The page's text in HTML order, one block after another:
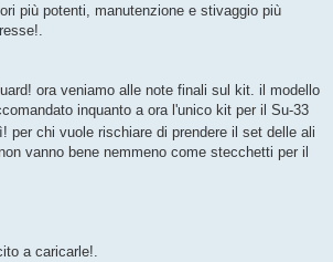
più potenti, manutenzione e stivaggio più
ora veniamo alle note finali sul kit. il modello
inquanto a ora l'unico kit per il Su-33
per chi vuole rischiare di prendere il set delle ali
vanno bene nemmeno come stecchetti per il
a caricarle!.